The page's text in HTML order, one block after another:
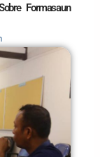
Formasaun